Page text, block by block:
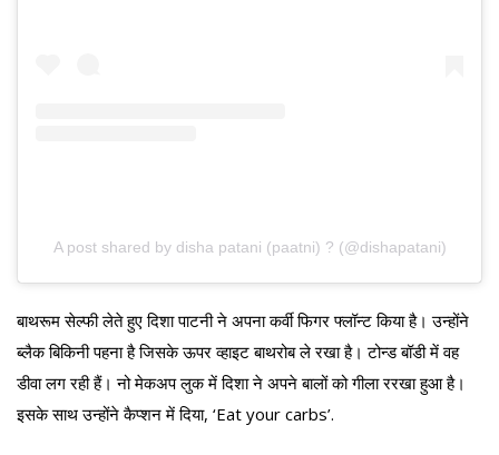
A post shared by disha patani (paatni) ? (@dishapatani)
बाथरूम सेल्फी लेते हुए दिशा पाटनी ने अपना कर्वी फिगर फ्लॉन्ट किया है। उन्होंने
ब्लैक बिकिनी पहना है जिसके ऊपर व्हाइट बाथरोब ले रखा है। टोन्ड बॉडी में वह
डीवा लग रही हैं। नो मेकअप लुक में दिशा ने अपने बालों को गीला ररखा हुआ है।
इसके साथ उन्होंने कैप्शन में दिया, ‘Eat your carbs’.